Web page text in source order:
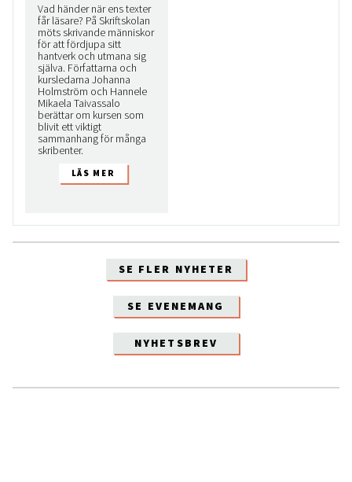
Vad händer när ens texter
får läsare? På Skriftskolan
möts skrivande människor
för att fördjupa sitt
hantverk och utmana sig
själva. Författarna och
kursledarna Johanna
Holmström och Hannele
Mikaela Taivassalo
berättar om kursen som
blivit ett viktigt
sammanhang för många
skribenter.
SE FLER NYHETER
SE EVENEMANG
NYHETSBREV